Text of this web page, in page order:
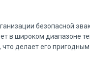
безопасной
в широком диапазоне
делает его